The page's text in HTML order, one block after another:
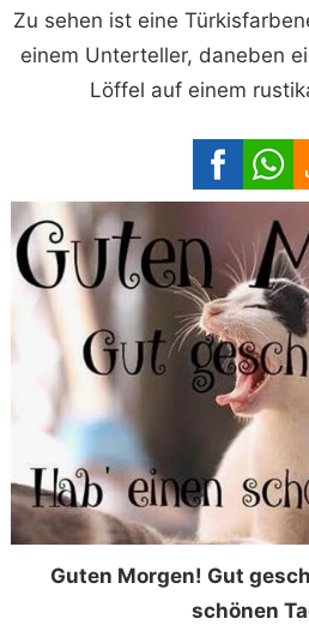
Zu sehen ist eine
einem Unterteller, daneben
Löffel auf einem
Guten Morgen! Gut
schönen